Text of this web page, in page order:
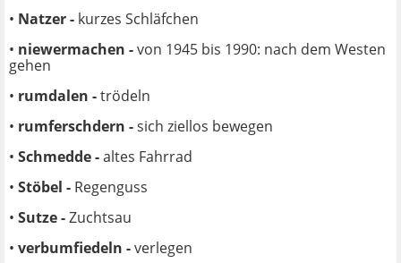
• Natzer - kurzes Schläfchen
• niewermachen -von 1945 bis 1990: nach dem Westen
gehen
• rumdalen -trödeln
• rumferschdern -sich ziellos bewegen
• Schmedde -altes Fahrrad
• Stöbel - Regenguss
• Sutze -Zuchtsau
• verbumfiedeln -verlegen